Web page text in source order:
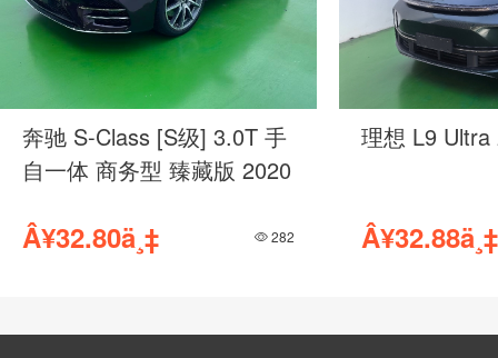
奔驰 S-Class [S级] 3.0T 手
自一体 商务型 臻藏版 2020
Â¥32.80ä¸‡ 282
理想 L9 Ultra
Â¥32.88ä¸‡